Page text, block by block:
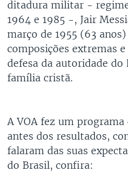
ditadura militar -
1964 e 1985 -, Jair
março de 1955 (63
composições extremas
defesa da autoridade do
família cristã.
A VOA fez um
antes dos resultados,
falaram das suas
do Brasil, confira: